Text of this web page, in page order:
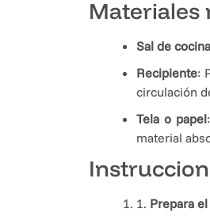
Materiales
Sal de
Recipiente:
circulación
Tela o papel
material
1. Prepara